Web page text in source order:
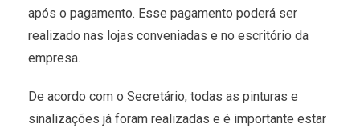
após o pagamento. Esse pagamento poderá ser
realizado nas lojas conveniadas e no escritório da
empresa.
De acordo com o Secretário, todas as pinturas e
sinalizações já foram realizadas e é importante estar